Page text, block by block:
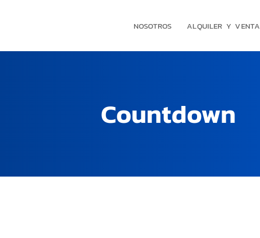
NOSOTROS ALQUILER Y VENTA
Countdown